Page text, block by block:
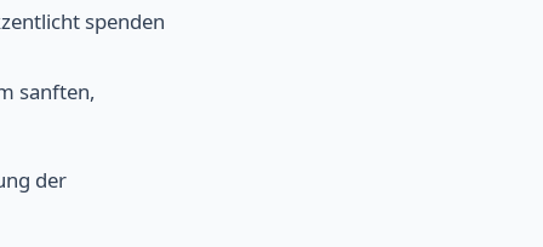
spenden
sanften,
der